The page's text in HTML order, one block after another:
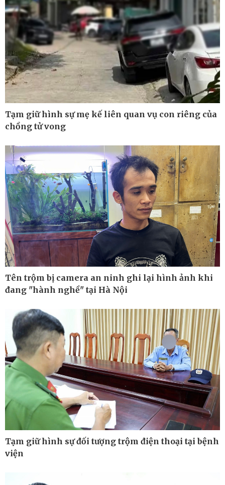
Ô tô
Xe máy
Tư vấn
Thông tin doanh nghiệp
Doanh nghiệp 24h
Doanh nhân
Vì cộng đồng
Công nghệ
Sành điệu
Tin Công nghệ
Trải nghiệm
Chuyển đổi số
Sức khỏe
Dinh dưỡng - món ngon
Cây thuốc
Sản phụ khoa
Tạm giữ hình sự mẹ kế liên quan vụ con riêng của
chồng tử vong
Tên trộm bị camera an ninh ghi lại hình ảnh khi
đang "hành nghề" tại Hà Nội
Tạm giữ hình sự đối tượng trộm điện thoại tại bệnh
viện